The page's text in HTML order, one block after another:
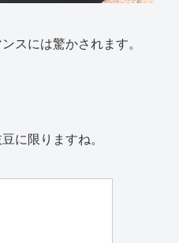
スには驚かされます。
に限りますね。